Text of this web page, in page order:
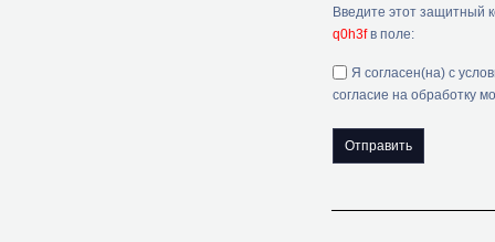
Введите этот защитный
q0h3fв поле:
Я согласен(на) с
согласие на обработку